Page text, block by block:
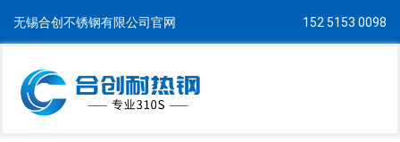
无锡合创不锈钢有限公司官网 152 5153 0098